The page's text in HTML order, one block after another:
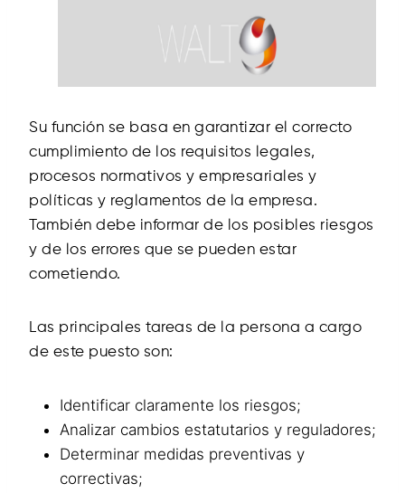
Su función se basa en garantizar el correcto
cumplimiento de los requisitos legales,
procesos normativos y empresariales y
políticas y reglamentos de la empresa.
También debe informar de los posibles riesgos
y de los errores que se pueden estar
cometiendo.
Las principales tareas de la persona a cargo
de este puesto son:
Identificar claramente los riesgos;
Analizar cambios estatutarios y reguladores;
Determinar medidas preventivas y
correctivas;